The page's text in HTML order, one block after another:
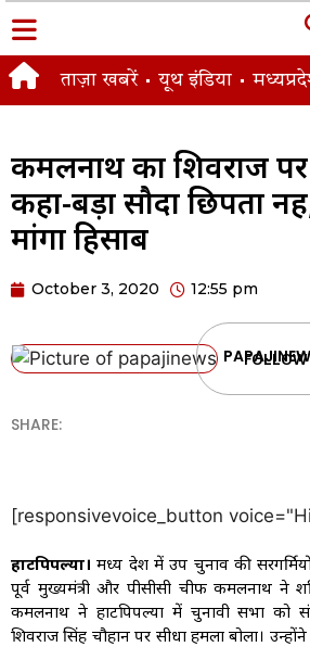
ताज़ा खबरें यूथ इंडिया
कमलनाथ का शिवराज
कहा-बड़ा सौदा छिपता
मांगा हिसाब
October 3, 2020 12:55 pm
FOLLOW
SHARE:
[responsivevoice_button
हाटपिपल्या। मध्य प्रदेश में उप चुनाव की
पूर्व मुख्यमंत्री और पीसीसी चीफ कमलनाथ ने
कमलनाथ ने हाटपिपल्या में चुनावी सभा को
शिवराज सिंह चौहान पर सीधा हमला बोला।